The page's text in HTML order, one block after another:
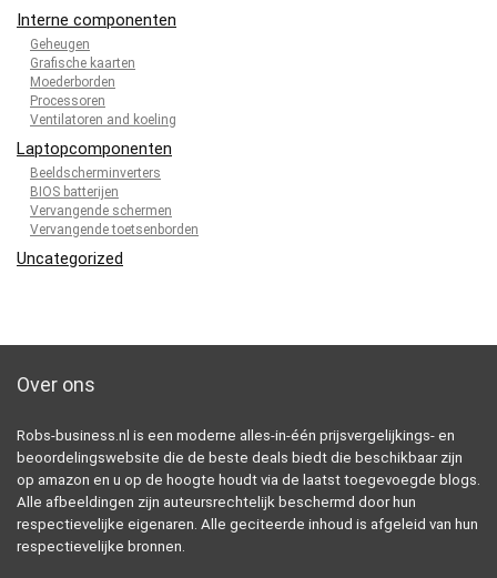
Interne componenten
Geheugen
Grafische kaarten
Moederborden
Processoren
Ventilatoren and koeling
Laptopcomponenten
Beeldscherminverters
BIOS batterijen
Vervangende schermen
Vervangende toetsenborden
Uncategorized
Over ons
Robs-business.nl is een moderne alles-in-één prijsvergelijkings- en
beoordelingswebsite die de beste deals biedt die beschikbaar zijn
op amazon en u op de hoogte houdt via de laatst toegevoegde blogs.
Alle afbeeldingen zijn auteursrechtelijk beschermd door hun
respectievelijke eigenaren. Alle geciteerde inhoud is afgeleid van hun
respectievelijke bronnen.